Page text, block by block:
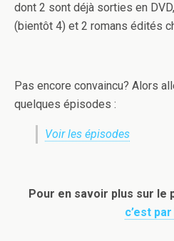
dont 2 sont déjà sorties en
(bientôt 4) et 2 romans édités
Pas encore convaincu? Alors
quelques épisodes :
Voir les épisodes
Pour en savoir plus sur le
c’est